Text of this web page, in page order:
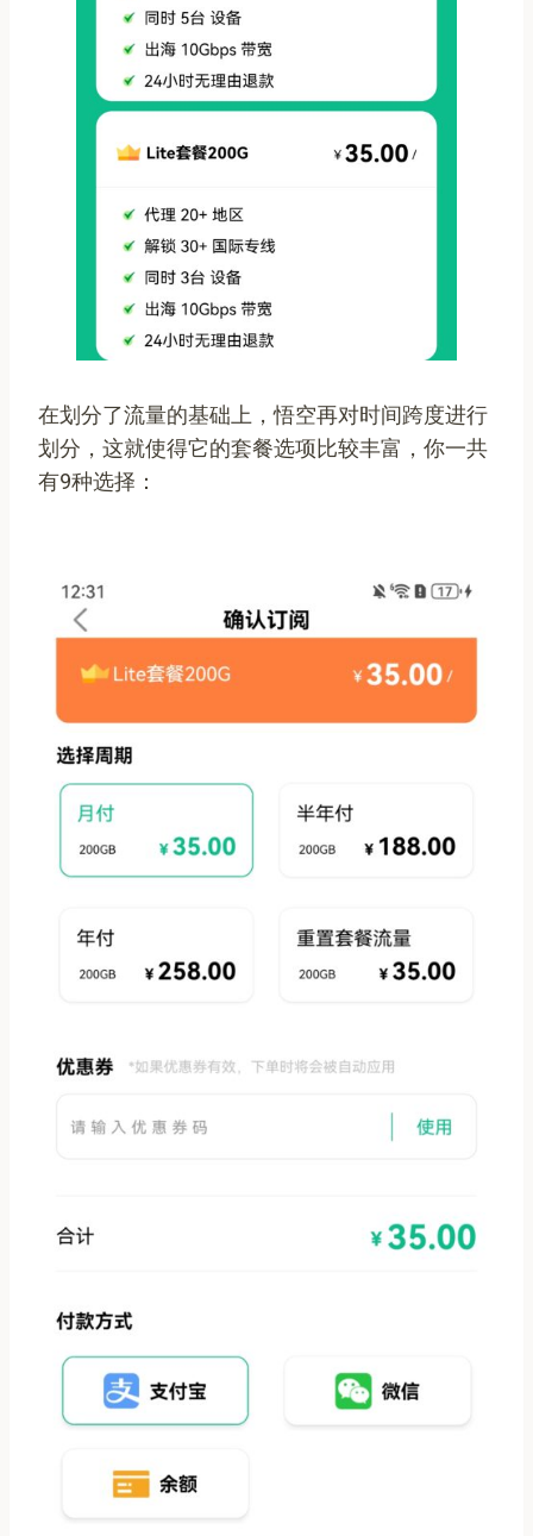
在划分了流量的基础上，悟空再对时间跨度进行
划分，这就使得它的套餐选项比较丰富，你一共
有9种选择：